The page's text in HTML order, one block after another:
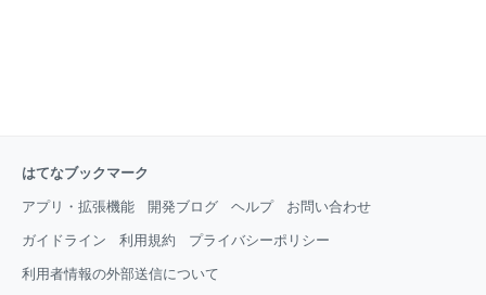
はてなブックマーク
アプリ・拡張機能 開発ブログ ヘルプ お問い合わせ
ガイドライン 利用規約 プライバシーポリシー
利用者情報の外部送信について